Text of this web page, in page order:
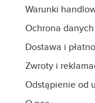
Warunki
Ochrona
Dostawa i
Zwroty i
Odstąpienie od